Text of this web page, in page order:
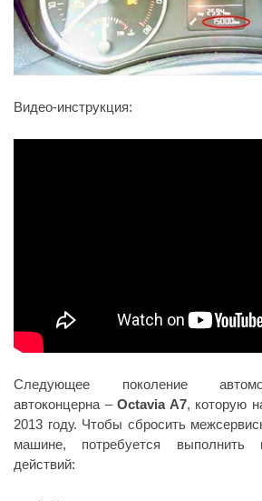
Видео-инструкция:
Следующее поколение
автоконцерна –Octavia A7, которую
2013 году. Чтобы сбросить
машине, потребуется выполнить
действий: